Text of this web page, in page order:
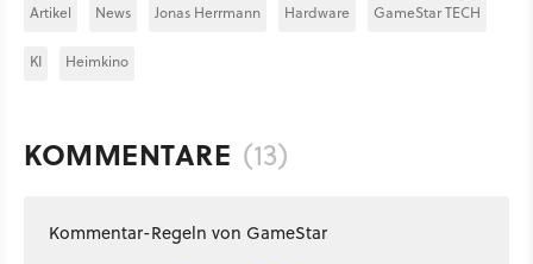
Artikel News Jonas Herrmann Hardware GameStar TECH
KI Heimkino
KOMMENTARE (13)
Kommentar-Regeln von GameStar